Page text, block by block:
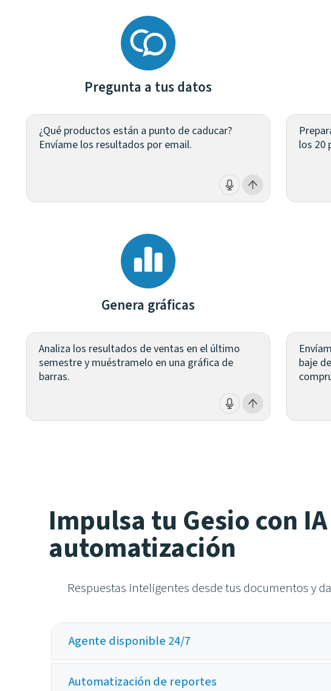
Pregunta a tus datos
¿Qué productos están a punto de caducar?
Envíame los resultados por email.
los 20
Genera gráficas
Analiza los resultados de ventas en el último
semestre y muéstramelo en una gráfica de
barras.
baje
Impulsa tu Gesio con
automatización
Respuestas inteligentes desde tus documentos y
Agente disponible 24/7
Automatización de reportes